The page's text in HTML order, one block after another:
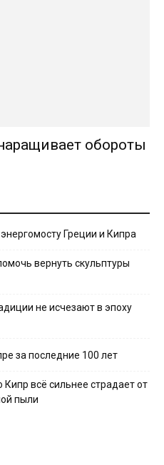
обороты
Греции и Кипра
вернуть скульптуры
не исчезают в эпоху
за последние 100 лет
Кипр всё сильнее страдает от
пыли